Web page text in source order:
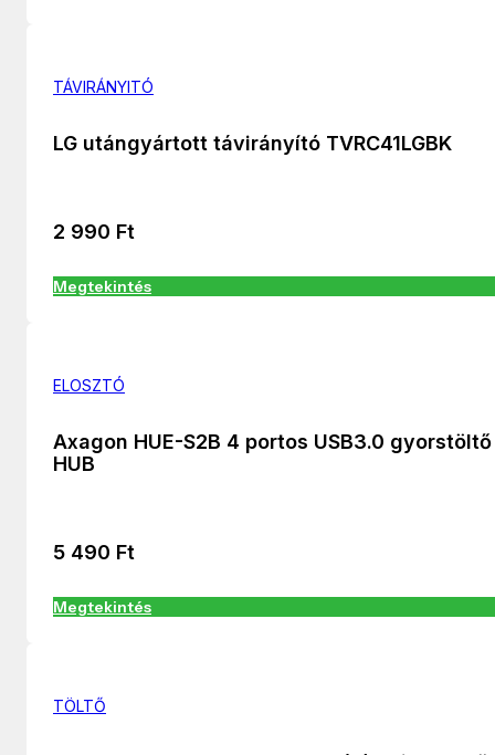
TÁVIRÁNYITÓ
LG utángyártott távirányító TVRC41LGBK
2 990 Ft
Megtekintés
ELOSZTÓ
Axagon HUE-S2B 4 portos USB3.0 gyorstöltő
HUB
5 490 Ft
Megtekintés
TÖLTŐ